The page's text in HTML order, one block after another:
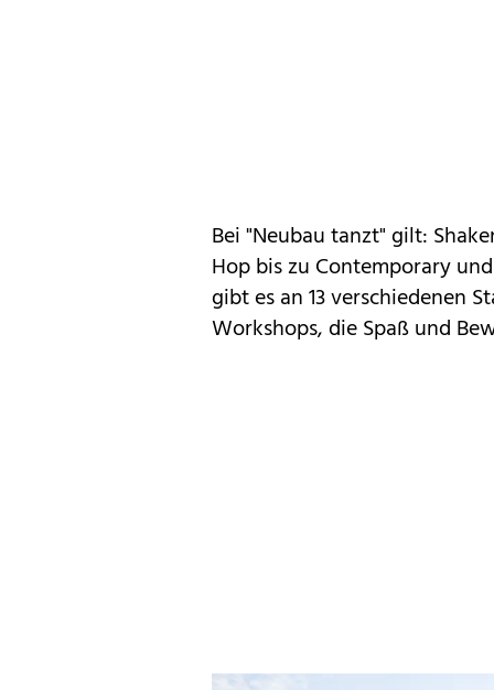
Bei "Neubau tanzt" gilt:
Hop bis zu Contemporary
gibt es an 13 verschiedenen
Workshops, die Spaß und